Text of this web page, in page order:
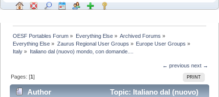
OESF Portables Forum » Everything Else» Archived Forums »
Everything Else » Zaurus Regional User Groups » Europe User Groups »
Italy » Italiano dal (nuovo) mondo, con domande....
← previous next →
PRINT
Pages: [1]
Author
Topic: Italiano dal (nuovo)